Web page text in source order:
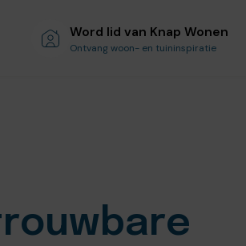
Word lid van Knap Wonen
Ontvang woon- en tuininspiratie